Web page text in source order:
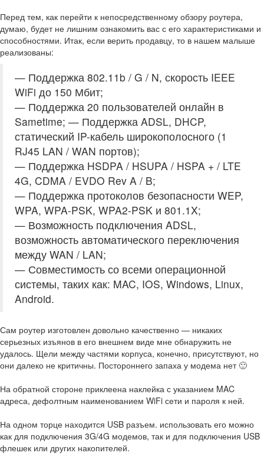
Перед тем, как перейти к непосредственному обзору роутера,
думаю, будет не лишним ознакомить вас с его характеристиками и
способностями. Итак, если верить продавцу, то в нашем малыше
реализованы:
— Поддержка 802.11b / G / N, скорость IEEE
WiFi до 150 Мбит;
— Поддержка 20 пользователей онлайн в
Sametime; — Поддержка ADSL, DHCP,
статический IP-кабель широкополосного (1
RJ45 LAN / WAN портов);
— Поддержка HSDPA / HSUPA / HSPA + / LTE
4G, CDMA / EVDO Rev A / B;
— Поддержка протоколов безопасности WEP,
WPA, WPA-PSK, WPA2-PSK и 801.1X;
— Возможность подключения ADSL,
возможность автоматического переключения
между WAN / LAN;
— Совместимость со всеми операционной
системы, таких как: MAC, IOS, Windows, Linux,
Android.
Сам роутер изготовлен довольно качественно — никаких
серьезных изъянов в его внешнем виде мне обнаружить не
удалось. Щели между частями корпуса, конечно, присутствуют, но
они далеко не критичны. Постороннего запаха у модема нет 🙂
На обратной стороне приклеена наклейка с указанием MAC
адреса, дефолтным наименованием WiFi сети и пароля к ней.
На одном торце находится USB разъем. использовать его можно
как для подключения 3G/4G модемов, так и для подключения USB
флешек или других накопителей.